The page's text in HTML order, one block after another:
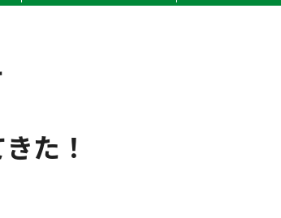
た！